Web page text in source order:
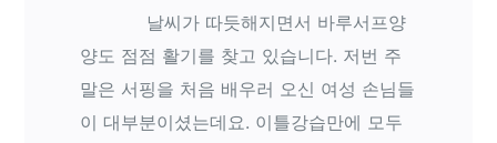
날씨가 따듯해지면서 바루서프양
양도 점점 활기를 찾고 있습니다. 저번 주
말은 서핑을 처음 배우러 오신 여성 손님들
이 대부분이셨는데요. 이틀강습만에 모두